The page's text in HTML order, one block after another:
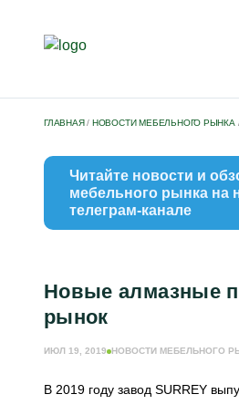
ГЛАВНАЯ/ НОВОСТИ МЕБЕЛЬНОГО РЫНКА
Читайте новости и
мебельного рынка на
телеграм-канале
Новые алмазные
рынок
ИЮЛ 19, 2019 НОВОСТИ МЕБЕЛЬНОГО
В 2019 году завод SURREY